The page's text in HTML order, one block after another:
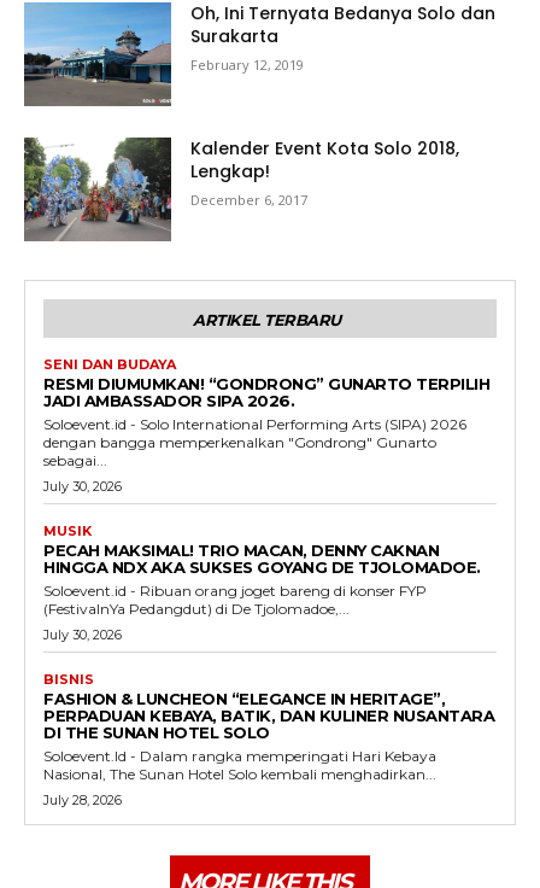
Oh, Ini Ternyata Bedanya Solo dan
Surakarta
February 12, 2019
Kalender Event Kota Solo 2018,
Lengkap!
December 6, 2017
ARTIKEL TERBARU
SENI DAN BUDAYA
RESMI DIUMUMKAN! “GONDRONG” GUNARTO TERPILIH
JADI AMBASSADOR SIPA 2026.
Soloevent.id - Solo International Performing Arts (SIPA) 2026
dengan bangga memperkenalkan "Gondrong" Gunarto
sebagai...
July 30, 2026
MUSIK
PECAH MAKSIMAL! TRIO MACAN, DENNY CAKNAN
HINGGA NDX AKA SUKSES GOYANG DE TJOLOMADOE.
Soloevent.id - Ribuan orang joget bareng di konser FYP
(FestivalnYa Pedangdut) di De Tjolomadoe,...
July 30, 2026
BISNIS
FASHION & LUNCHEON “ELEGANCE IN HERITAGE”,
PERPADUAN KEBAYA, BATIK, DAN KULINER NUSANTARA
DI THE SUNAN HOTEL SOLO
Soloevent.Id - Dalam rangka memperingati Hari Kebaya
Nasional, The Sunan Hotel Solo kembali menghadirkan...
July 28, 2026
MORE LIKE THIS